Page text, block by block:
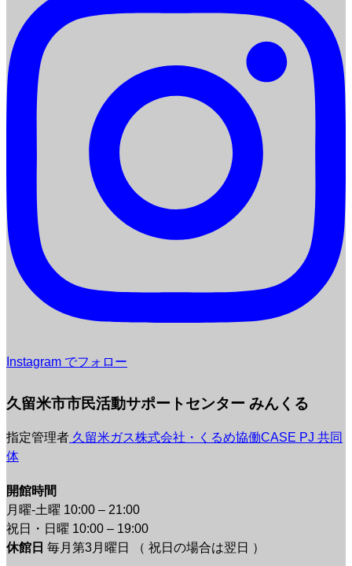
Instagram でフォロー
久留米市市民活動サポートセンター みんくる
指定管理者 久留米ガス株式会社・くるめ協働CASE PJ 共同
体
開館時間
月曜-土曜 10:00 – 21:00
祝日・日曜 10:00 – 19:00
休館日 毎月第3月曜日 （ 祝日の場合は翌日 ）